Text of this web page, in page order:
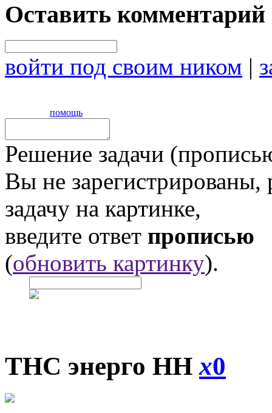
Оставить комментарий
войти под своим ником |
помощь
Решение задачи
Вы не
задачу на картинке,
введите ответ прописью
(обновить картинку).
ТНС энерго ННx0